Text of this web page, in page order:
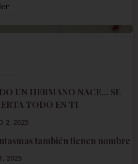
UN HERMANO NACE… SE
TODO EN TI
2, 2025
también tienen nombre
2025